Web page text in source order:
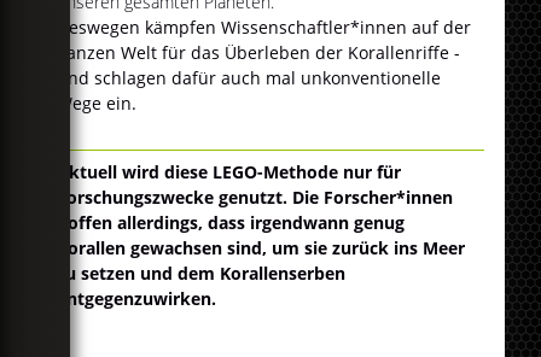
Deswegen kämpfen Wissenschaftler*innen auf der
ganzen Welt für das Überleben der Korallenriffe -
und schlagen dafür auch mal unkonventionelle
Wege ein.
Aktuell wird diese LEGO-Methode nur für
Forschungszwecke genutzt. Die Forscher*innen
hoffen allerdings, dass irgendwann genug
Korallen gewachsen sind, um sie zurück ins Meer
zu setzen und dem Korallenserben
entgegenzuwirken.